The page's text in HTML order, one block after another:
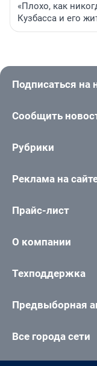
«Плохо, как
Кузбасса и его
Подписаться на
Сообщить
Рубрики
Реклама на
Прайс-лист
О компании
Техподдержка
Предвыборная
Все города сети